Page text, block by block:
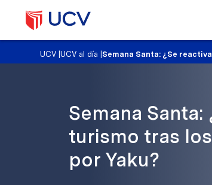
UCV |UCV al día Semana Santa: ¿Se
Semana
turismo tras
por Yaku?